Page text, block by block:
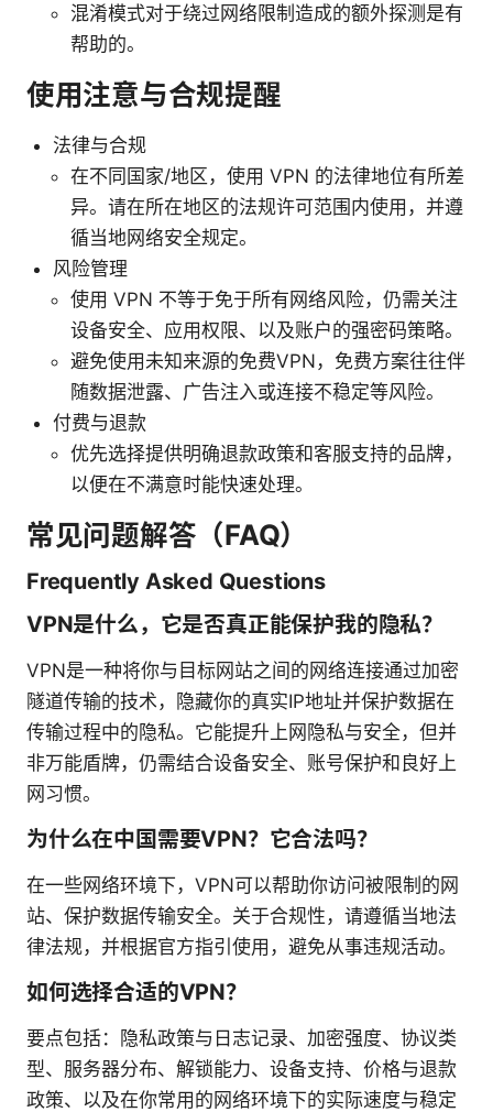
混淆模式对于绕过网络限制造成的额外探测是有
帮助的。
使用注意与合规提醒
法律与合规
在不同国家/地区，使用 VPN 的法律地位有所差
异。请在所在地区的法规许可范围内使用，并遵
循当地网络安全规定。
风险管理
使用 VPN 不等于免于所有网络风险，仍需关注
设备安全、应用权限、以及账户的强密码策略。
避免使用未知来源的免费VPN，免费方案往往伴
随数据泄露、广告注入或连接不稳定等风险。
付费与退款
优先选择提供明确退款政策和客服支持的品牌，
以便在不满意时能快速处理。
常见问题解答（FAQ）
Frequently Asked Questions
VPN是什么，它是否真正能保护我的隐私？
VPN是一种将你与目标网站之间的网络连接通过加密
隧道传输的技术，隐藏你的真实IP地址并保护数据在
传输过程中的隐私。它能提升上网隐私与安全，但并
非万能盾牌，仍需结合设备安全、账号保护和良好上
网习惯。
为什么在中国需要VPN？它合法吗？
在一些网络环境下，VPN可以帮助你访问被限制的网
站、保护数据传输安全。关于合规性，请遵循当地法
律法规，并根据官方指引使用，避免从事违规活动。
如何选择合适的VPN？
要点包括：隐私政策与日志记录、加密强度、协议类
型、服务器分布、解锁能力、设备支持、价格与退款
政策、以及在你常用的网络环境下的实际速度与稳定